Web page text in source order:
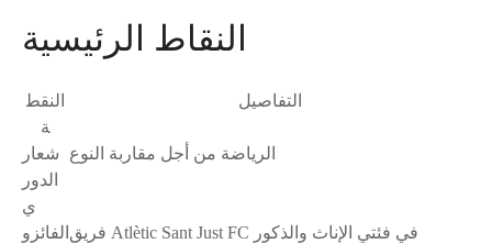
النقاط الرئيسية
النقط
ة
التفاصيل
شعار
الدور
ي
الرياضة من أجل مقاربة النوع
الفائزو
فريق Atlètic Sant Just FC في فئتي الإناث والذكور